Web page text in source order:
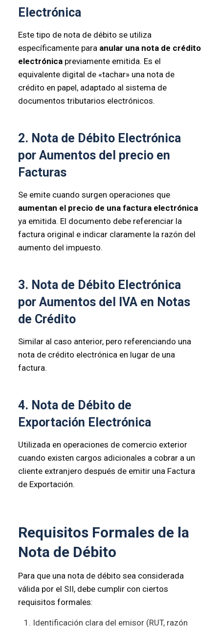
Electrónica
Este tipo de nota de débito se utiliza
específicamente para anular una nota de crédito
electrónicapreviamente emitida. Es el
equivalente digital de «tachar» una nota de
crédito en papel, adaptado al sistema de
documentos tributarios electrónicos.
2. Nota de Débito Electrónica
por Aumentos del precio en
Facturas
Se emite cuando surgen operaciones que
aumentan el precio de una factura electrónica
ya emitida. El documento debe referenciar la
factura original e indicar claramente la razón del
aumento del impuesto.
3. Nota de Débito Electrónica
por Aumentos del IVA en Notas
de Crédito
Similar al caso anterior, pero referenciando una
nota de crédito electrónica en lugar de una
factura.
4. Nota de Débito de
Exportación Electrónica
Utilizada en operaciones de comercio exterior
cuando existen cargos adicionales a cobrar a un
cliente extranjero después de emitir una Factura
de Exportación.
Requisitos Formales de la
Nota de Débito
Para que una nota de débito sea considerada
válida por el SII, debe cumplir con ciertos
requisitos formales:
Identificación clara del emisor (RUT, razón